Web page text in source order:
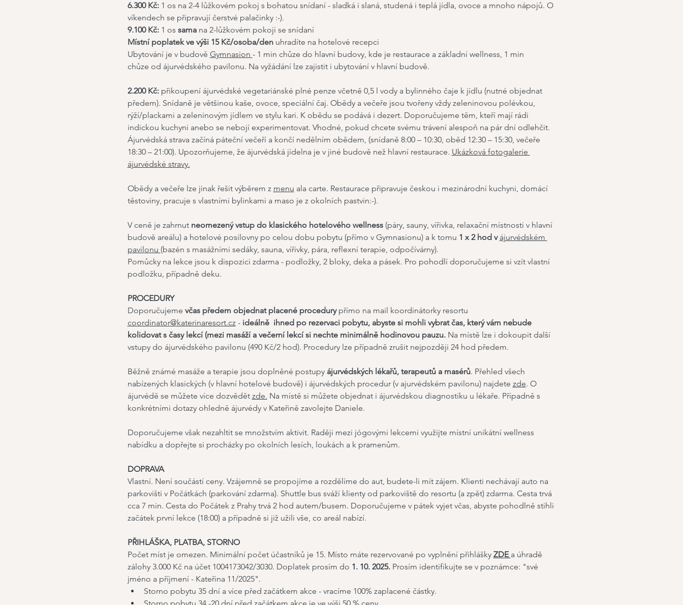
6.300 Kč: 1 os na 2-4 lůžkovém pokoj s bohatou snídaní - sladká i slaná, studená i teplá jídla, ovoce a mnoho nápojů. O
víkendech se připravují čerstvé palačinky :-).
9.100 Kč: 1 os sama na 2-lůžkovém pokoji se snídaní
Místní poplatek ve výši 15 Kč/osoba/den uhradíte na hotelové recepci
Ubytování je v budově Gymnasion - 1 min chůze do hlavní budovy, kde je restaurace a základní wellness, 1 min
chůze od ájurvédského pavilonu. Na vyžádání lze zajistit i ubytování v hlavní budově.
2.200 Kč: přikoupení ájurvédské vegetariánské plné penze včetně 0,5 l vody a bylinného čaje k jídlu (nutné objednat
předem). Snídaně je většinou kaše, ovoce, speciální čaj. Obědy a večeře jsou tvořeny vždy zeleninovou polévkou,
rýží/plackami a zeleninovým jídlem ve stylu kari. K obědu se podává i dezert. Doporučujeme těm, kteří mají rádi
indickou kuchyni anebo se nebojí experimentovat. Vhodné, pokud chcete svému trávení alespoň na pár dní odlehčit.
Ájurvédská strava začíná páteční večeří a končí nedělním obědem, (snídaně 8:00 – 10:30, oběd 12:30 – 15:30, večeře
18:30 – 21:00). Upozorňujeme, že ájurvédská jídelna je v jiné budově než hlavní restaurace. Ukázková fotogalerie
ájurvédské stravy.
Obědy a večeře lze jinak řešit výběrem z menu ala carte. Restaurace připravuje českou i mezinárodní kuchyni, domácí
těstoviny, pracuje s vlastními bylinkami a maso je z okolních pastvin:-).
V ceně je zahrnut neomezený vstup do klasického hotelového wellness (páry, sauny, vířivka, relaxační místnosti v hlavní
budově areálu) a hotelové posilovny po celou dobu pobytu (přímo v Gymnasionu) a k tomu 1 x 2 hod v ájurvédském
pavilonu (bazén s masážními sedáky, sauna, vířivky, pára, reflexní terapie, odpočívárny).
Pomůcky na lekce jsou k dispozici zdarma - podložky, 2 bloky, deka a pásek. Pro pohodlí doporučujeme si vzít vlastní
podložku, případně deku.
PROCEDURY
Doporučujeme včas předem objednat placené procedury přímo na mail koordinátorky resortu
coordinator@katerinaresort.cz - ideálně  ihned po rezervaci pobytu, abyste si mohli vybrat čas, který vám nebude
kolidovat s časy lekcí (mezi masáží a večerní lekcí si nechte minimálně hodinovou pauzu. Na místě lze i dokoupit další
vstupy do ájurvédského pavilonu (490 Kč/2 hod). Procedury lze případně zrušit nejpozději 24 hod předem.
Běžně známé masáže a terapie jsou doplněné postupy ájurvédských lékařů, terapeutů a masérů. Přehled všech
nabízených klasických (v hlavní hotelové budově) i ájurvédských procedur (v ajurvédském pavilonu) najdete zde. O
ájurvédě se můžete více dozvědět zde. Na místě si můžete objednat i ájurvédskou diagnostiku u lékaře. Případně s
konkrétními dotazy ohledně ájurvédy v Kateřině zavolejte Daniele.
Doporučujeme však nezahltit se množstvím aktivit. Raději mezi jógovými lekcemi využijte místní unikátní wellness
nabídku a dopřejte si procházky po okolních lesích, loukách a k pramenům.
DOPRAVA
Vlastní. Není součástí ceny. Vzájemně se propojíme a rozdělíme do aut, budete-li mít zájem. Klienti nechávají auto na
parkovišti v Počátkách (parkování zdarma). Shuttle bus sváží klienty od parkoviště do resortu (a zpět) zdarma. Cesta trvá
cca 7 min. Cesta do Počátek z Prahy trvá 2 hod autem/busem. Doporučujeme v pátek vyjet včas, abyste pohodlně stihli
začátek první lekce (18:00) a případně si již užili vše, co areál nabízí.
PŘIHLÁŠKA, PLATBA, STORNO
Počet míst je omezen. Minimální počet účastníků je 15. Místo máte rezervované po vyplnění přihlášky ZDE a úhradě
zálohy 3.000 Kč na účet 1004173042/3030. Doplatek prosím do 1. 10. 2025. Prosím identifikujte se v poznámce: "své
jméno a příjmení - Kateřina 11/2025".
Storno pobytu 35 dní a více před začátkem akce - vracíme 100% zaplacené částky.